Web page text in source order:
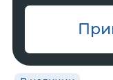
2022 год